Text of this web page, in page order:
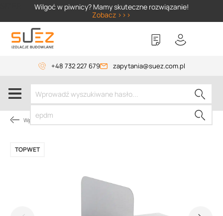
Wilgoć w piwnicy? Mamy skuteczne rozwiązanie!
Zobacz >>>
+48 732 227 679 zapytania@suez.com.pl
Wpusty i akcesoria
TOPWET